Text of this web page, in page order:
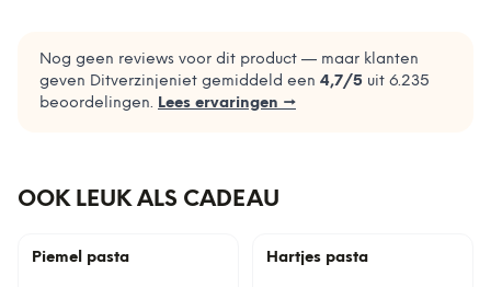
Nog geen reviews voor dit product — maar klanten
geven Ditverzinjeniet gemiddeld een 4,7/5 uit 6.235
beoordelingen. Lees ervaringen →
OOK LEUK ALS CADEAU
Piemel pasta Hartjes pasta